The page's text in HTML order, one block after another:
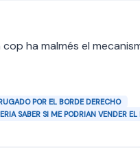
ha malmés el
POR EL BORDE DERECHO
SABER SI ME PODRIAN VENDER